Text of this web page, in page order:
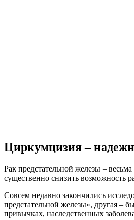
Циркумцизия –
Рак предстательной железы –
существенно снизить возможность
Совсем недавно закончились
предстательной железы», другая –
привычках, наследственных